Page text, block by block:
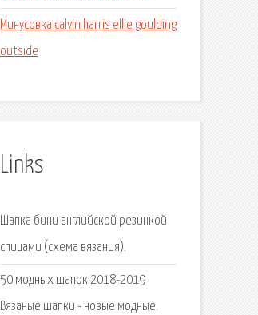
Минусовка calvin harris ellie goulding
outside
Links
Шапка бини английской резинкой
спицами (схема вязания).
50 модных шапок 2018-2019
Вязаные шапки - новые модные.